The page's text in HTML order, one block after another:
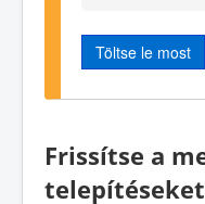
Töltse le most
Frissítse a
telepítéseket